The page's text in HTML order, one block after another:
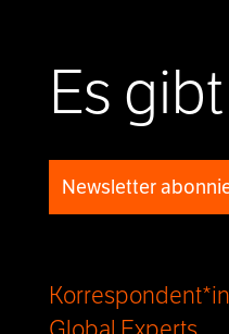
Es
Newsletter